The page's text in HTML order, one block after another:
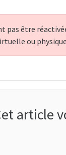
pas être
ou
article